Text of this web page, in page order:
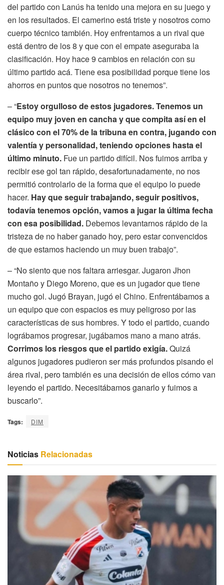
del partido con Lanús ha tenido una mejora en su juego y
en los resultados. El camerino está triste y nosotros como
cuerpo técnico también. Hoy enfrentamos a un rival que
está dentro de los 8 y que con el empate aseguraba la
clasificación. Hoy hace 9 cambios en relación con su
último partido acá. Tiene esa posibilidad porque tiene los
ahorros en puntos que nosotros no tenemos”.
– “Estoy orgulloso de estos jugadores. Tenemos un
equipo muy joven en cancha y que compita así en el
clásico con el 70% de la tribuna en contra, jugando con
valentía y personalidad, teniendo opciones hasta el
último minuto. Fue un partido difícil. Nos fuimos arriba y
recibir ese gol tan rápido, desafortunadamente, no nos
permitió controlarlo de la forma que el equipo lo puede
hacer. Hay que seguir trabajando, seguir positivos,
todavía tenemos opción, vamos a jugar la última fecha
con esa posibilidad. Debemos levantarnos rápido de la
tristeza de no haber ganado hoy, pero estar convencidos
de que estamos haciendo un muy buen trabajo”.
– “No siento que nos faltara arriesgar. Jugaron Jhon
Montaño y Diego Moreno, que es un jugador que tiene
mucho gol. Jugó Brayan, jugó el Chino. Enfrentábamos a
un equipo que con espacios es muy peligroso por las
características de sus hombres. Y todo el partido, cuando
lográbamos progresar, jugábamos mano a mano atrás.
Corrimos los riesgos que el partido exigía.Quizá
algunos jugadores pudieron ser más profundos pisando el
área rival, pero también es una decisión de ellos cómo van
leyendo el partido. Necesitábamos ganarlo y fuimos a
buscarlo”.
Tags: DIM
Noticias Relacionadas